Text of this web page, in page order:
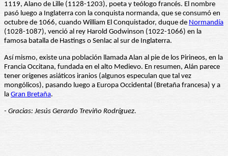
1119, Alano de Lille (1128-1203), poeta y teólogo francés. El nombre
pasó luego a Inglaterra con la conquista normanda, que se consumó en
octubre de 1066, cuando William El Conquistador, duque de Normandía
(1028-1087), venció al rey Harold Godwinson (1022-1066) en la
famosa batalla de Hastings o Senlac al sur de Inglaterra.
Así mismo, existe una población llamada Alan al pie de los Pirineos, en la
Francia Occitana, fundada en el alto Medievo. En resumen, Alán parece
tener orígenes asiáticos iranios (algunos especulan que tal vez
mongólicos), pasando luego a Europa Occidental (Bretaña francesa) y a
la Gran Bretaña.
- Gracias: Jesús Gerardo Treviño Rodríguez.